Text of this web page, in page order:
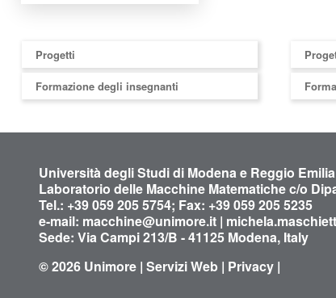
Progetti
Formazione degli insegnanti
Università degli Studi di Modena e Reggio
Laboratorio delle Macchine Matematiche c/o
Tel.: +39 059 205 5754; Fax: +39 059 205 5235
e-mail: macchine@unimore.it |
Sede: Via Campi 213/B - 41125 Modena, Italy
© 2026 Unimore | Servizi Web | Privacy |